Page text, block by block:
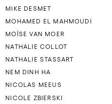
MIKE DESMET
MOHAMED EL MAHMOUDI
MOÏSE VAN MOER
NATHALIE COLLOT
NATHALIE STASSART
NEM DINH HA
NICOLAS MEEUS
NICOLE ZBIERSKI